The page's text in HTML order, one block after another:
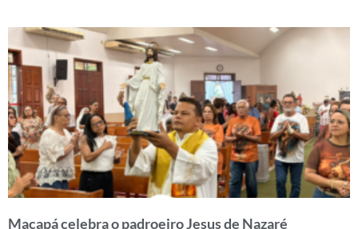
Macapá celebra o padroeiro Jesus de Nazaré